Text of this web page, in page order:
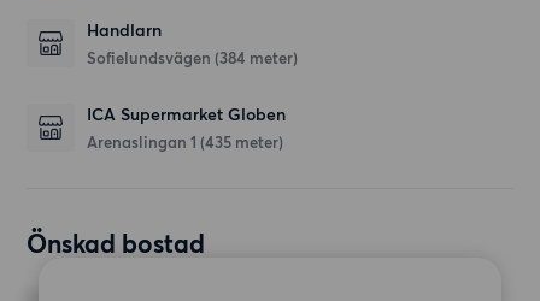
Handlarn
Sofielundsvägen (384 meter)
ICA Supermarket Globen
Arenaslingan 1 (435 meter)
Önskad bostad